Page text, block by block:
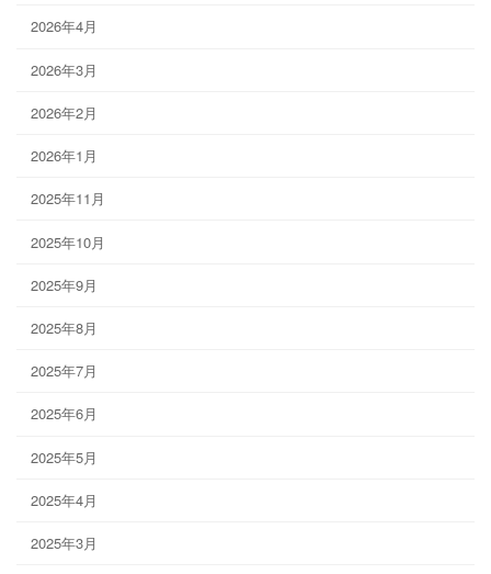
2026年4月
2026年3月
2026年2月
2026年1月
2025年11月
2025年10月
2025年9月
2025年8月
2025年7月
2025年6月
2025年5月
2025年4月
2025年3月